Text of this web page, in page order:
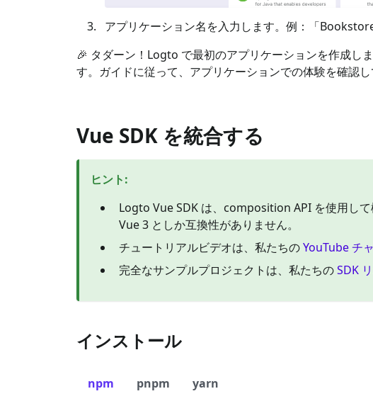
アプリケーション名を入力します。例：「
🎉 タダーン！Logto で最初のアプリケーションを作成し
す。ガイドに従って、アプリケーションでの体験を確認し
Vue SDK を統合する
ヒント:
Logto Vue SDK は、composition API を使用し
Vue 3 としか互換性がありません。
チュートリアルビデオは、私たちのYouTube チ
完全なサンプルプロジェクトは、私たちのSDK
インストール
npm pnpm yarn